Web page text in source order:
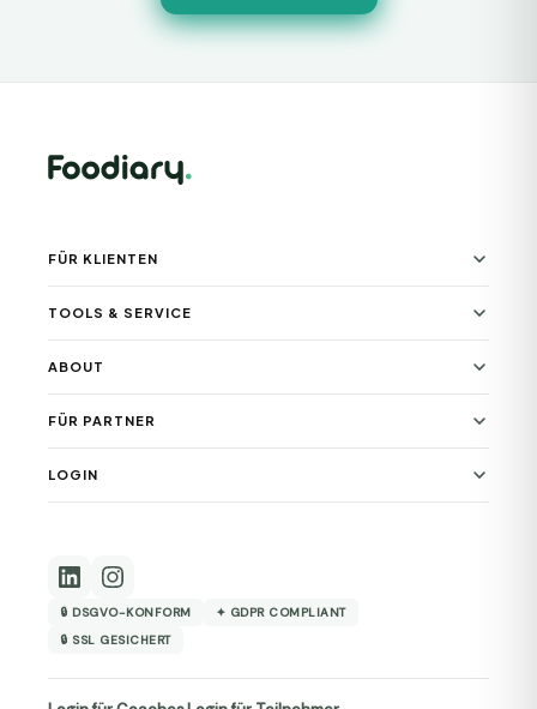
FÜR KLIENTEN
TOOLS & SERVICE
ABOUT
FÜR PARTNER
LOGIN
🔒 DSGVO-KONFORM
✦ GDPR COMPLIANT
🔒 SSL GESICHERT